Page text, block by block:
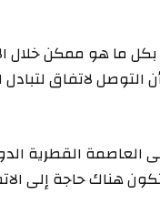
ما هو ممكن خلال
لاتفاق لتبادل
العاصمة القطرية
هناك حاجة إلى